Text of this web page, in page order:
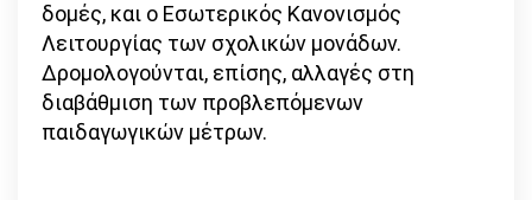
δομές, και ο Εσωτερικός Κανονισμός
Λειτουργίας των σχολικών μονάδων.
Δρομολογούνται, επίσης, αλλαγές στη
διαβάθμιση των προβλεπόμενων
παιδαγωγικών μέτρων.